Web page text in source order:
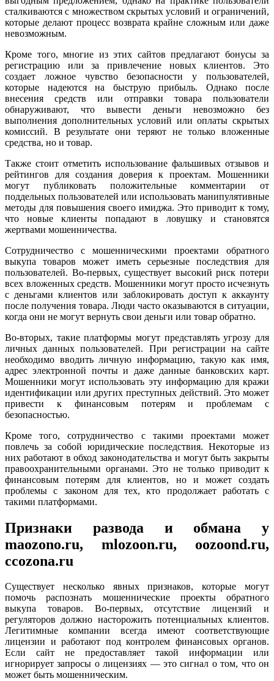
сталкиваются с множеством скрытых условий и ограничений,
которые делают процесс возврата крайне сложным или даже
невозможным.
Кроме того, многие из этих сайтов предлагают бонусы за
регистрацию или за привлечение новых клиентов. Это
создает ложное чувство безопасности у пользователей,
которые надеются на быструю прибыль. Однако после
внесения средств или отправки товара пользователи
обнаруживают, что вывести деньги невозможно без
выполнения дополнительных условий или оплаты скрытых
комиссий. В результате они теряют не только вложенные
средства, но и товар.
Также стоит отметить использование фальшивых отзывов и
рейтингов для создания доверия к проектам. Мошенники
могут публиковать положительные комментарии от
поддельных пользователей или использовать манипулятивные
методы для повышения своего имиджа. Это приводит к тому,
что новые клиенты попадают в ловушку и становятся
жертвами мошенничества.
Сотрудничество с мошенническими проектами обратного
выкупа товаров может иметь серьезные последствия для
пользователей. Во-первых, существует высокий риск потери
всех вложенных средств. Мошенники могут просто исчезнуть
с деньгами клиентов или заблокировать доступ к аккаунту
после получения товара. Люди часто оказываются в ситуации,
когда они не могут вернуть свои деньги или товар обратно.
Во-вторых, такие платформы могут представлять угрозу для
личных данных пользователей. При регистрации на сайте
необходимо вводить личную информацию, такую как имя,
адрес электронной почты и даже данные банковских карт.
Мошенники могут использовать эту информацию для кражи
идентификации или других преступных действий. Это может
привести к финансовым потерям и проблемам с
безопасностью.
Кроме того, сотрудничество с такими проектами может
повлечь за собой юридические последствия. Некоторые из
них работают в обход законодательства и могут быть закрыты
правоохранительными органами. Это не только приводит к
финансовым потерям для клиентов, но и может создать
проблемы с законом для тех, кто продолжает работать с
такими платформами.
Признаки развода и обмана у
maozono.ru, mlozoon.ru, oozoond.ru,
ccozona.ru
Существует несколько явных признаков, которые могут
помочь распознать мошеннические проекты обратного
выкупа товаров. Во-первых, отсутствие лицензий и
регуляторов должно насторожить потенциальных клиентов.
Легитимные компании всегда имеют соответствующие
лицензии и работают под контролем финансовых органов.
Если сайт не предоставляет такой информации или
игнорирует запросы о лицензиях — это сигнал о том, что он
может быть мошенническим.